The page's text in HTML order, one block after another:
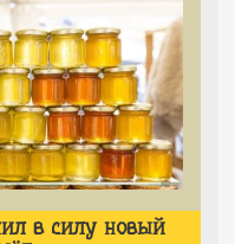
в силу новый